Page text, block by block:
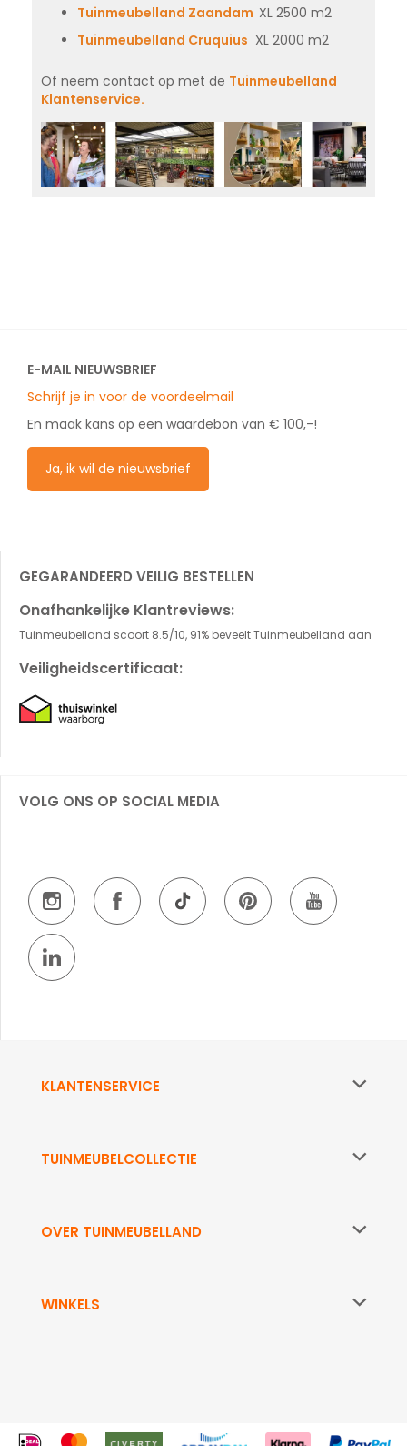
Tuinmeubelland Zaandam XL 2500 m2
Tuinmeubelland Cruquius XL 2000 m2
Of neem contact op met de Tuinmeubelland
Klantenservice.
E-MAIL NIEUWSBRIEF
Schrijf je in voor de voordeelmail
En maak kans op een waardebon van € 100,-!
Ja, ik wil de nieuwsbrief
GEGARANDEERD VEILIG BESTELLEN
Onafhankelijke Klantreviews:
Tuinmeubelland scoort 8.5/10, 91% beveelt Tuinmeubelland aan
Veiligheidscertificaat:
VOLG ONS OP SOCIAL MEDIA
KLANTENSERVICE
TUINMEUBELCOLLECTIE
OVER TUINMEUBELLAND
WINKELS